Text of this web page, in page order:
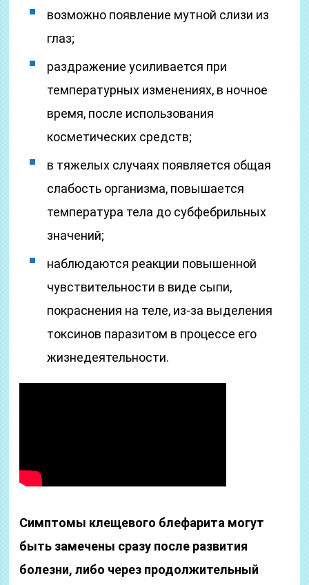
возможно появление мутной слизи из
глаз;
раздражение усиливается при
температурных изменениях, в ночное
время, после использования
косметических средств;
в тяжелых случаях появляется общая
слабость организма, повышается
температура тела до субфебрильных
значений;
наблюдаются реакции повышенной
чувствительности в виде сыпи,
покраснения на теле, из-за выделения
токсинов паразитом в процессе его
жизнедеятельности.
Симптомы клещевого блефарита могут
быть замечены сразу после развития
болезни, либо через продолжительный